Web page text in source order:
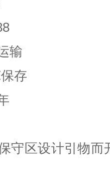
输
保存
守区设计引物而